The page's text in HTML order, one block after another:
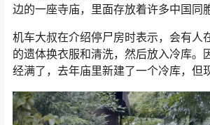
边的一座寺庙，里面存放着许多中国同
机车大叔在介绍停尸房时表示，会有人
的遗体换衣服和清洗，然后放入冷库。
经满了，去年庙里新建了一个冷库，但